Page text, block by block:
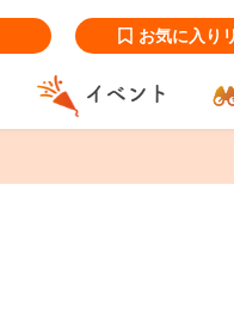
お気に入り
イベント